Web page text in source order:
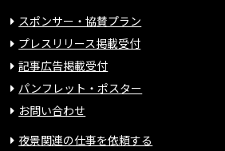
スポンサー・協賛プラン
プレスリリース掲載受付
記事広告掲載受付
パンフレット・ポスター
お問い合わせ
夜景関連の仕事を依頼する